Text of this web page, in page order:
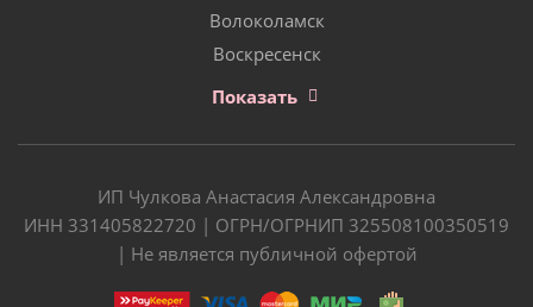
Волоколамск
Воскресенск
Показать
ИП Чулкова Анастасия Александровна
ИНН 331405822720 | ОГРН/ОГРНИП 325508100350519
| Не является публичной офертой